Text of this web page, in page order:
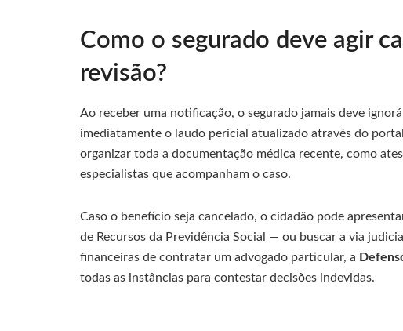
Como o segurado deve agir
revisão?
Ao receber uma notificação, o segurado jamais deve
imediatamente o laudo pericial atualizado através do
organizar toda a documentação médica recente, como
especialistas que acompanham o caso.
Caso o benefício seja cancelado, o cidadão pode
de Recursos da Previdência Social — ou buscar a via
financeiras de contratar um advogado particular, a
todas as instâncias para contestar decisões indevidas.